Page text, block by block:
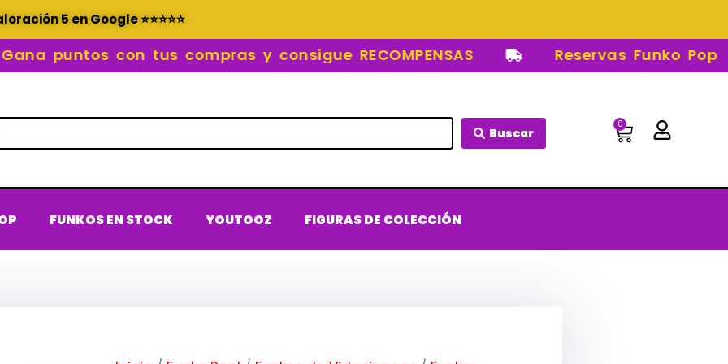
5 en Google ⭐⭐⭐⭐⭐
puntos con tus compras y consigue RECOMPENSAS Reservas Funko Pop
Buscar
0
Carrito
FUNKOS EN STOCK YOUTOOZ FIGURAS DE COLECCIÓN